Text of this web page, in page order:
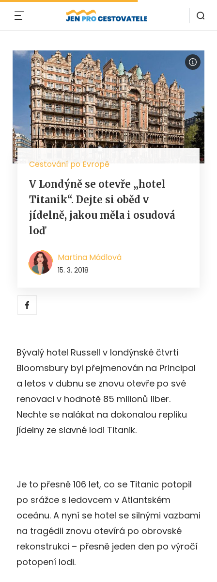
Cestování po Evropě
V Londýně se otevře „hotel
Titanik“. Dejte si oběd v
jídelně, jakou měla i osudová
loď
Martina Mádlová
15. 3. 2018
Bývalý hotel Russell v londýnské čtvrti
Bloomsbury byl přejmenován na Principal
a letos v dubnu se znovu otevře po své
renovaci v hodnotě 85 milionů liber.
Nechte se nalákat na dokonalou repliku
jídelny ze slavné lodi Titanik.
Je to přesně 106 let, co se Titanic potopil
po srážce s ledovcem v Atlantském
oceánu. A nyní se hotel se silnými vazbami
na tragédii znovu otevírá po obrovské
rekonstrukci – přesně jeden den po výročí
potopení lodi.